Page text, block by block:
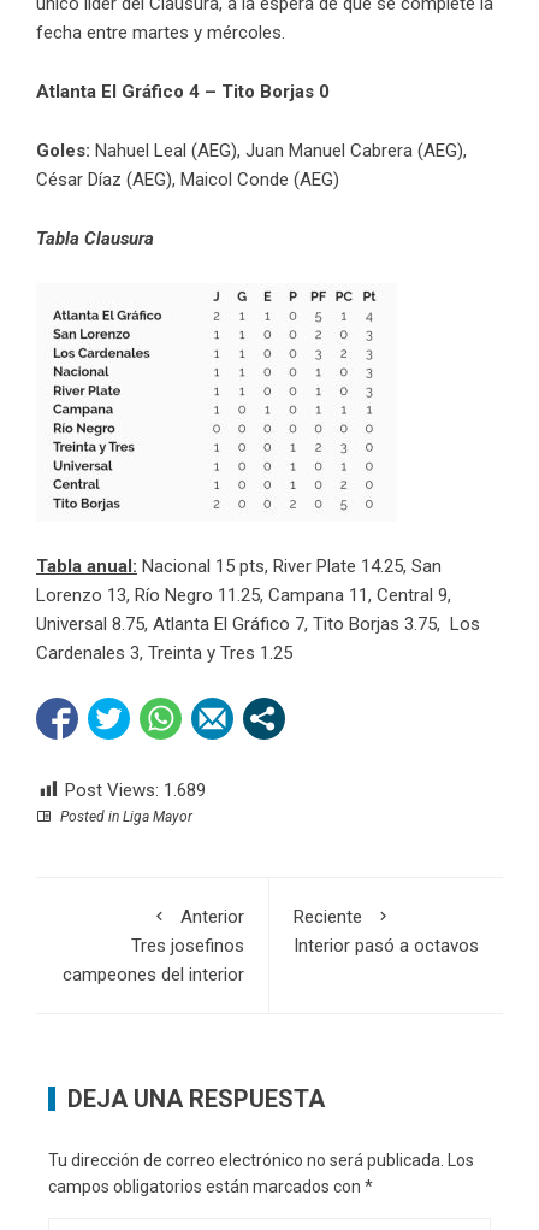
fecha entre martes y mércoles.
Atlanta El Gráfico 4 – Tito Borjas 0
Goles: Nahuel Leal (AEG), Juan Manuel Cabrera (AEG),
César Díaz (AEG), Maicol Conde (AEG)
Tabla Clausura
Tabla anual: Nacional 15 pts, River Plate 14.25, San
Lorenzo 13, Río Negro 11.25, Campana 11, Central 9,
Universal 8.75, Atlanta El Gráfico 7, Tito Borjas 3.75, Los
Cardenales 3, Treinta y Tres 1.25
Post Views: 1.689
Posted in Liga Mayor
Anterior
Tres josefinos
campeones del interior
Reciente
Interior pasó a octavos
DEJA UNA RESPUESTA
Tu dirección de correo electrónico no será publicada. Los
campos obligatorios están marcados con *